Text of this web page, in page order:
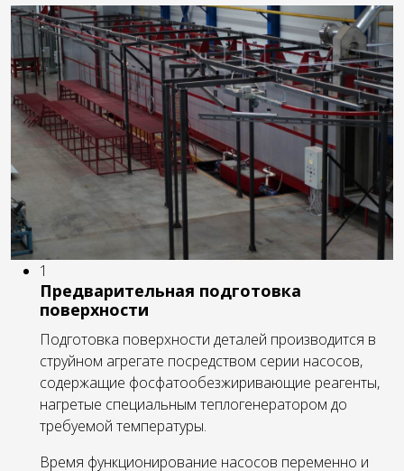
1
Предварительная подготовка
поверхности
Подготовка поверхности деталей производится в
струйном агрегате посредством серии насосов,
содержащие фосфатообезжиривающие реагенты,
нагретые специальным теплогенератором до
требуемой температуры.
Время функционирование насосов переменно и